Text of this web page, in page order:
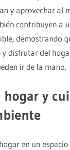
y aprovechar al
contribuyen a
demostrando
disfrutar del
ir de la mano.
y
en un espacio